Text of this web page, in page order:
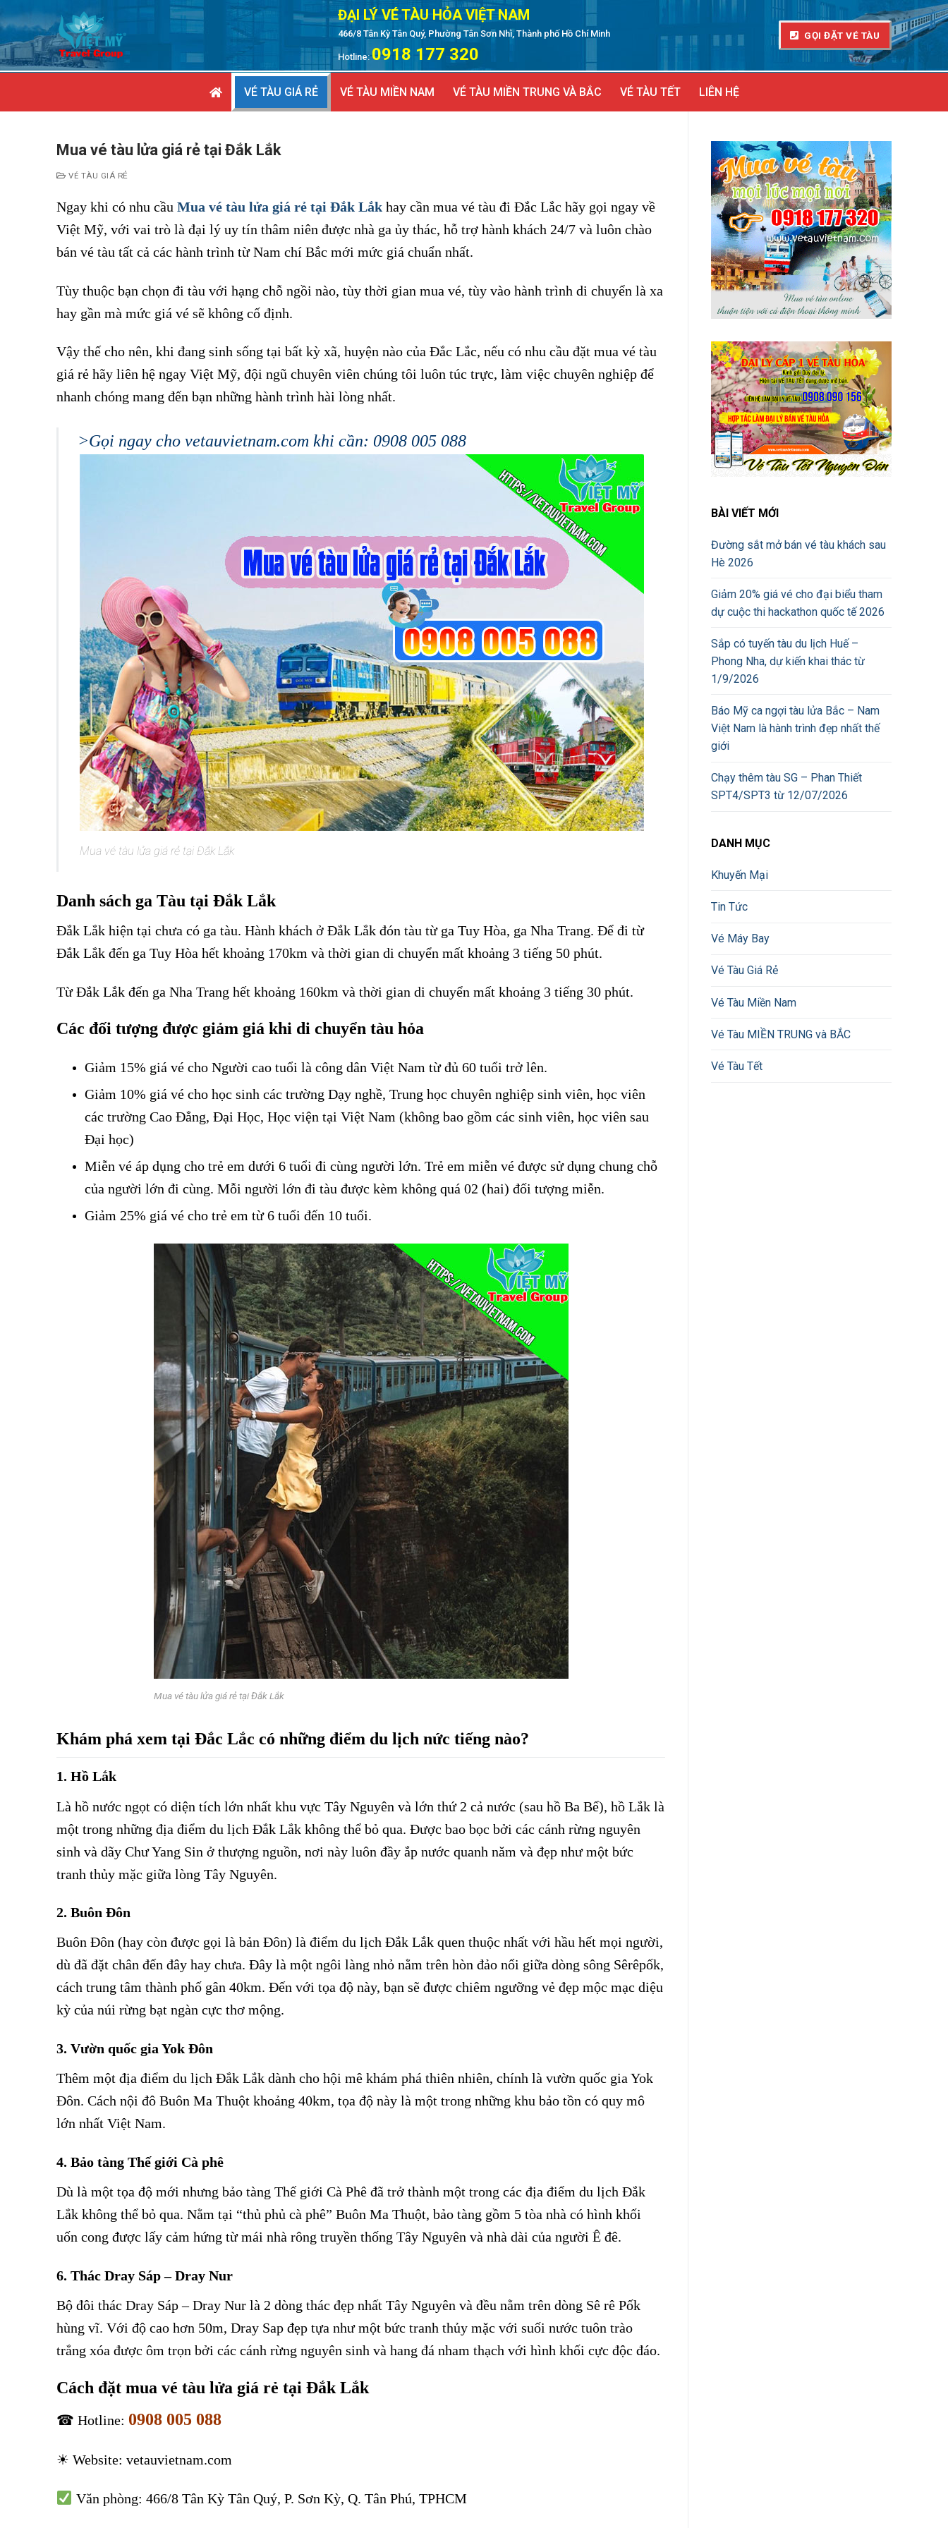
đến
nội
dung
ĐẠI LÝ VÉ TÀU HỎA VIỆT NAM
466/8 Tân Kỳ Tân Quý, Phường Tân Sơn Nhì, Thành phố Hồ Chí Minh
Hotline: 0918 177 320
GỌI ĐẶT VÉ TÀU
VÉ TÀU GIÁ RẺ VÉ TÀU MIỀN NAM VÉ TÀU MIỀN TRUNG VÀ BẮC VÉ TÀU TẾT LIÊN HỆ
Mua vé tàu lửa giá rẻ tại Đắk Lắk
VÉ TÀU GIÁ RẺ
Ngay khi có nhu cầu Mua vé tàu lửa giá rẻ tại Đắk Lắk hay cần mua vé tàu đi Đắc Lắc hãy gọi ngay về
Việt Mỹ, với vai trò là đại lý uy tín thâm niên được nhà ga ủy thác, hỗ trợ hành khách 24/7 và luôn chào
bán vé tàu tất cả các hành trình từ Nam chí Bắc mới mức giá chuẩn nhất.
Tùy thuộc bạn chọn đi tàu với hạng chỗ ngồi nào, tùy thời gian mua vé, tùy vào hành trình di chuyển là xa
hay gần mà mức giá vé sẽ không cố định.
Vậy thế cho nên, khi đang sinh sống tại bất kỳ xã, huyện nào của Đắc Lắc, nếu có nhu cầu đặt mua vé tàu
giá rẻ hãy liên hệ ngay Việt Mỹ, đội ngũ chuyên viên chúng tôi luôn túc trực, làm việc chuyên nghiệp để
nhanh chóng mang đến bạn những hành trình hài lòng nhất.
>Gọi ngay cho vetauvietnam.com khi cần: 0908 005 088
Mua vé tàu lửa giá rẻ tại Đắk Lắk
Danh sách ga Tàu tại Đắk Lắk
Đắk Lắk hiện tại chưa có ga tàu. Hành khách ở Đắk Lắk đón tàu từ ga Tuy Hòa, ga Nha Trang. Để đi từ
Đắk Lắk đến ga Tuy Hòa hết khoảng 170km và thời gian di chuyển mất khoảng 3 tiếng 50 phút.
Từ Đắk Lắk đến ga Nha Trang hết khoảng 160km và thời gian di chuyển mất khoảng 3 tiếng 30 phút.
Các đối tượng được giảm giá khi di chuyển tàu hỏa
Giảm 15% giá vé cho Người cao tuổi là công dân Việt Nam từ đủ 60 tuổi trở lên.
Giảm 10% giá vé cho học sinh các trường Dạy nghề, Trung học chuyên nghiệp sinh viên, học viên
các trường Cao Đẳng, Đại Học, Học viện tại Việt Nam (không bao gồm các sinh viên, học viên sau
Đại học)
Miễn vé áp dụng cho trẻ em dưới 6 tuổi đi cùng người lớn. Trẻ em miễn vé được sử dụng chung chỗ
của người lớn đi cùng. Mỗi người lớn đi tàu được kèm không quá 02 (hai) đối tượng miễn.
Giảm 25% giá vé cho trẻ em từ 6 tuổi đến 10 tuổi.
Mua vé tàu lửa giá rẻ tại Đắk Lắk
Khám phá xem tại Đắc Lắc có những điểm du lịch nức tiếng nào?
1. Hồ Lắk
Là hồ nước ngọt có diện tích lớn nhất khu vực Tây Nguyên và lớn thứ 2 cả nước (sau hồ Ba Bể), hồ Lắk là
một trong những địa điểm du lịch Đắk Lắk không thể bỏ qua. Được bao bọc bởi các cánh rừng nguyên
sinh và dãy Chư Yang Sin ở thượng nguồn, nơi này luôn đầy ắp nước quanh năm và đẹp như một bức
tranh thủy mặc giữa lòng Tây Nguyên.
2. Buôn Đôn
Buôn Đôn (hay còn được gọi là bản Đôn) là điểm du lịch Đắk Lắk quen thuộc nhất với hầu hết mọi người,
dù đã đặt chân đến đây hay chưa. Đây là một ngôi làng nhỏ nằm trên hòn đảo nổi giữa dòng sông Sêrêpốk,
cách trung tâm thành phố gân 40km. Đến với tọa độ này, bạn sẽ được chiêm ngưỡng vẻ đẹp mộc mạc diệu
kỳ của núi rừng bạt ngàn cực thơ mộng.
3. Vườn quốc gia Yok Đôn
Thêm một địa điểm du lịch Đắk Lắk dành cho hội mê khám phá thiên nhiên, chính là vườn quốc gia Yok
Đôn. Cách nội đô Buôn Ma Thuột khoảng 40km, tọa độ này là một trong những khu bảo tồn có quy mô
lớn nhất Việt Nam.
4. Bảo tàng Thế giới Cà phê
Dù là một tọa độ mới nhưng bảo tàng Thế giới Cà Phê đã trở thành một trong các địa điểm du lịch Đắk
Lắk không thể bỏ qua. Nằm tại “thủ phủ cà phê” Buôn Ma Thuột, bảo tàng gồm 5 tòa nhà có hình khối
uốn cong được lấy cảm hứng từ mái nhà rông truyền thống Tây Nguyên và nhà dài của người Ê đê.
6. Thác Dray Sáp – Dray Nur
Bộ đôi thác Dray Sáp – Dray Nur là 2 dòng thác đẹp nhất Tây Nguyên và đều nằm trên dòng Sê rê Pốk
hùng vĩ. Với độ cao hơn 50m, Dray Sap đẹp tựa như một bức tranh thủy mặc với suối nước tuôn trào
trắng xóa được ôm trọn bởi các cánh rừng nguyên sinh và hang đá nham thạch với hình khối cực độc đáo.
Cách đặt mua vé tàu lửa giá rẻ tại Đắk Lắk
☎ Hotline: 0908 005 088
☀ Website: vetauvietnam.com
Văn phòng: 466/8 Tân Kỳ Tân Quý, P. Sơn Kỳ, Q. Tân Phú, TPHCM
BÀI VIẾT MỚI
Đường sắt mở bán vé tàu khách sau
Hè 2026
Giảm 20% giá vé cho đại biểu tham
dự cuộc thi hackathon quốc tế 2026
Sắp có tuyến tàu du lịch Huế –
Phong Nha, dự kiến khai thác từ
1/9/2026
Báo Mỹ ca ngợi tàu lửa Bắc – Nam
Việt Nam là hành trình đẹp nhất thế
giới
Chạy thêm tàu SG – Phan Thiết
SPT4/SPT3 từ 12/07/2026
DANH MỤC
Khuyến Mại
Tin Tức
Vé Máy Bay
Vé Tàu Giá Rẻ
Vé Tàu Miền Nam
Vé Tàu MIỀN TRUNG và BẮC
Vé Tàu Tết